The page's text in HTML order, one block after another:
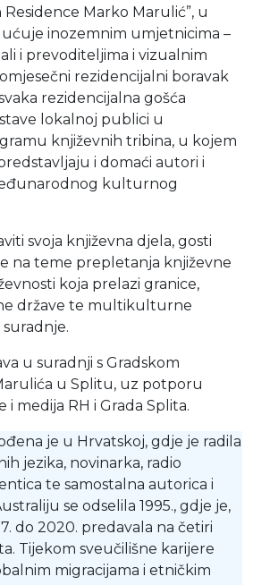
Marko Marulić”, u
inozemnim umjetnicima –
i prevoditeljima i vizualnim
rezidencijalni boravak
rezidencijalna gošća
lokalnoj publici u
književnih tribina, u kojem
i domaći autori i
kulturnog
svoja književna djela, gosti
na teme prepletanja književne
koja prelazi granice,
države te multikulturne
u suradnji s Gradskom
u Splitu, uz potporu
medija RH i Grada Splita.
je u Hrvatskoj, gdje je radila
jezika, novinarka, radio
te samostalna autorica i
se odselila 1995., gdje je,
do 2020. predavala na četiri
Tijekom sveučilišne karijere
migracijama i etničkim